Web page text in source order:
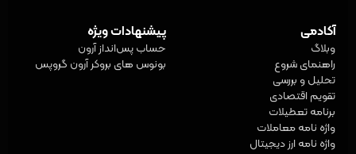
آکادمی
وبلاگ
راهنمای شروع
تحلیل و بررسی
تقویم اقتصادی
برنامه تعطیلات
واژه‌ نامه معاملات
واژه نامه ارز دیجیتال
پیشنهادات ویژه
حساب پس‌انداز آرون
بونوس های بروکر آرون گروپس